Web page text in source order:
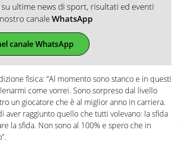
ultime news di sport, risultati ed eventi
canaleWhatsApp
canale WhatsApp
fisica: “Al momento sono stanco e in questi
come vorrei. Sono sorpreso dal livello
un giocatore che è al miglior anno in carriera.
raggiunto quello che tutti volevano: la sfida
la sfida. Non sono al 100% e spero che in